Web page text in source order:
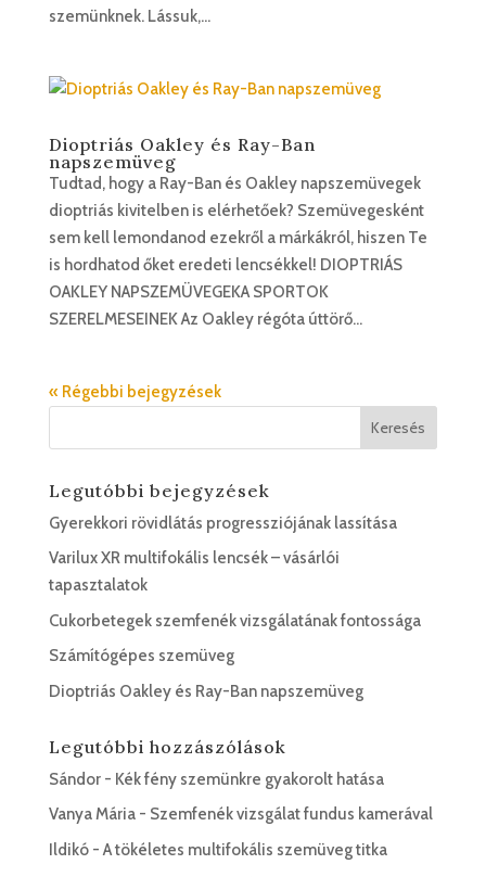
szemünknek. Lássuk,...
Dioptriás Oakley és Ray-Ban
napszemüveg
Tudtad, hogy a Ray-Ban és Oakley napszemüvegek
dioptriás kivitelben is elérhetőek? Szemüvegesként
sem kell lemondanod ezekről a márkákról, hiszen Te
is hordhatod őket eredeti lencsékkel! DIOPTRIÁS
OAKLEY NAPSZEMÜVEGEKA SPORTOK
SZERELMESEINEK Az Oakley régóta úttörő...
« Régebbi bejegyzések
Legutóbbi bejegyzések
Gyerekkori rövidlátás progressziójának lassítása
Varilux XR multifokális lencsék – vásárlói
tapasztalatok
Cukorbetegek szemfenék vizsgálatának fontossága
Számítógépes szemüveg
Dioptriás Oakley és Ray-Ban napszemüveg
Legutóbbi hozzászólások
Sándor- Kék fény szemünkre gyakorolt hatása
Vanya Mária- Szemfenék vizsgálat fundus kamerával
Ildikó-A tökéletes multifokális szemüveg titka